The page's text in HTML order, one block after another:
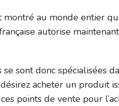
montré au monde entier
autorise
sont donc spécialisées
acheter un produit
points de vente pour